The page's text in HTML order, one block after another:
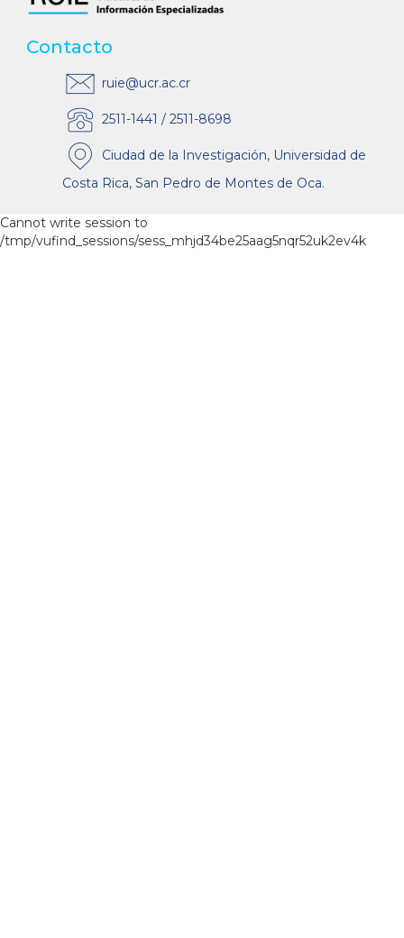
Contacto
ruie@ucr.ac.cr
2511-1441 / 2511-8698
Ciudad de la Investigación, Universidad de
Costa Rica, San Pedro de Montes de Oca.
Cannot write session to
/tmp/vufind_sessions/sess_mhjd34be25aag5nqr52uk2ev4k